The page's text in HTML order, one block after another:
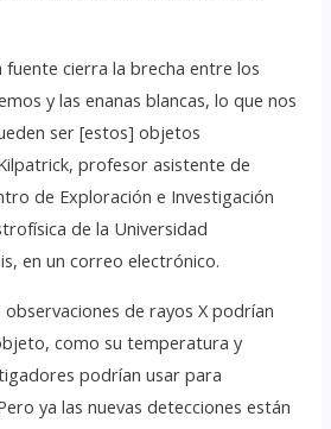
fuente cierra la brecha entre los
y las enanas blancas, lo que nos
ser [estos] objetos
profesor asistente de
de Exploración e Investigación
de la Universidad
en un correo electrónico.
de rayos X podrían
como su temperatura y
podrían usar para
ya las nuevas detecciones están